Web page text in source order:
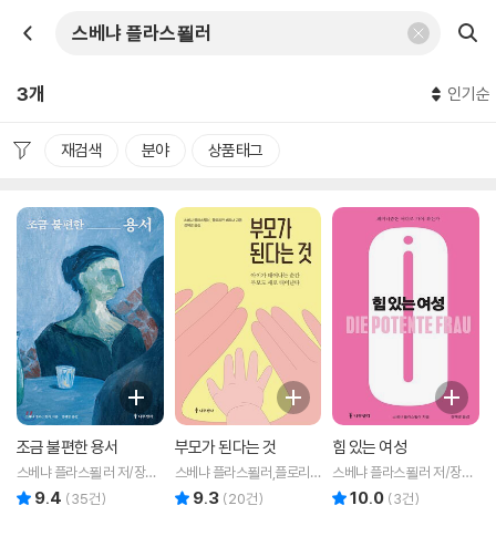
3개 인기순
재검색 분야 상품태그
조금 불편한 용서
스베냐 플라스푈러 저/장혜
경 역9.4 (35건)
부모가 된다는 것
스베냐 플라스푈러,플로리
안 베르너 공저/장혜경 역
9.3 (20건)
힘 있는 여성
스베냐 플라스푈러 저/장혜
경 역10.0 (3건)